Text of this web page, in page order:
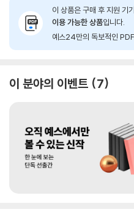
이 상품은 구매 후 지원 기
이용 가능한 상품입니다.
예스24만의 독보적인
이 분야의 이벤트 7